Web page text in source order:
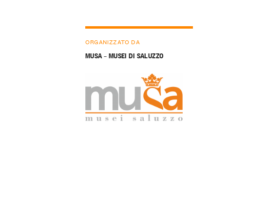
ORGANIZZATO DA
MUSA – MUSEI DI SALUZZO